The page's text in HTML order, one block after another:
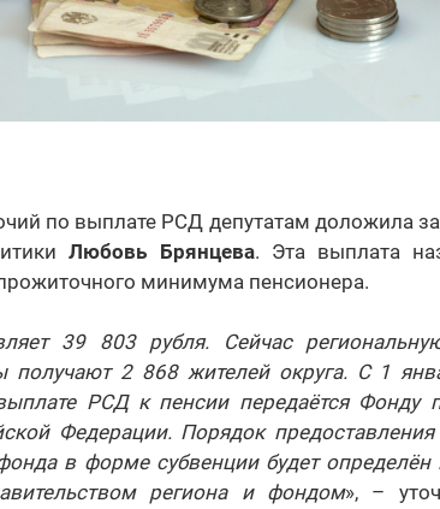
по выплате РСД депутатам доложила
Любовь Брянцева. Эта выплата
минимума пенсионера.
39 803 рубля. Сейчас
2 868 жителей округа. С 1
РСД к пенсии передаётся Фонду
Федерации. Порядок предоставления
в форме субвенции будет определён
региона и фондом», –